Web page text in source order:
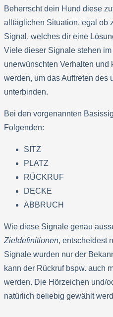
Beherrscht dein Hund diese
alltäglichen Situation, egal ob
Signal, welches dir eine
Viele dieser Signale stehen
unerwünschten Verhalten und
werden, um das Auftreten des
unterbinden.
Bei den vorgenannten
Folgenden:
SITZ
PLATZ
RÜCKRUF
DECKE
ABBRUCH
Wie diese Signale genau
Zieldefinitionen, entscheidest
Signale wurden nur der
kann der Rückruf bspw. auch
werden. Die Hörzeichen und/
natürlich beliebig gewählt